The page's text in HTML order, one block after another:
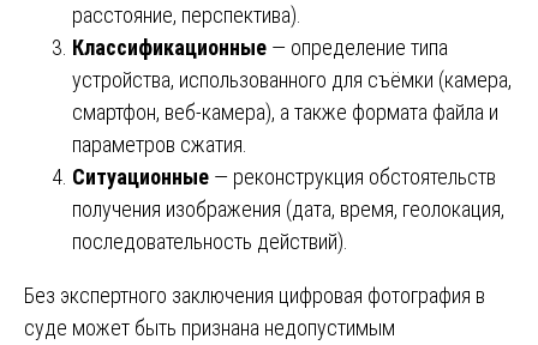
расстояние, перспектива).
Классификационные — определение типа
устройства, использованного для съёмки (камера,
смартфон, веб-камера), а также формата файла и
параметров сжатия.
Ситуационные — реконструкция обстоятельств
получения изображения (дата, время, геолокация,
последовательность действий).
Без экспертного заключения цифровая фотография в
суде может быть признана недопустимым